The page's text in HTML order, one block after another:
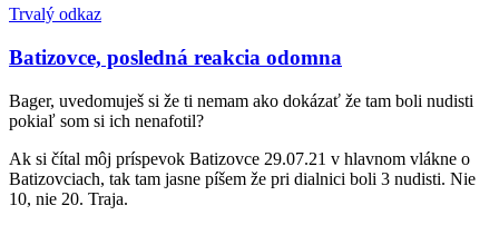
Trvalý odkaz
Batizovce, posledná reakcia odomna
Bager, uvedomuješ si že ti nemam ako dokázať že tam boli nudisti
pokiaľ som si ich nenafotil?
Ak si čítal môj príspevok Batizovce 29.07.21 v hlavnom vlákne o
Batizovciach, tak tam jasne píšem že pri dialnici boli 3 nudisti. Nie
10, nie 20. Traja.